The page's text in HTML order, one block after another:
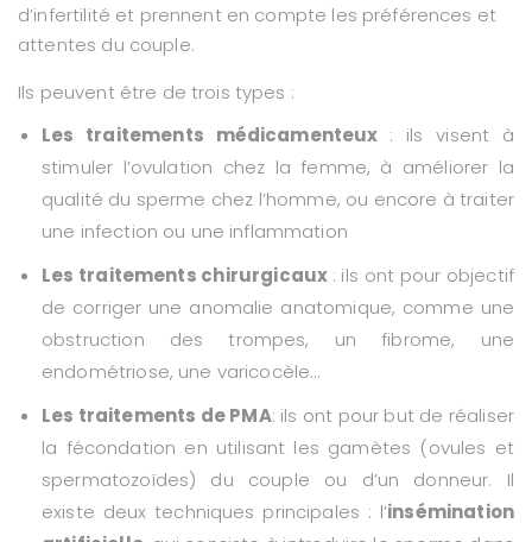
d’infertilité et prennent en compte les préférences et
attentes du couple.
Ils peuvent être de trois types :
Les traitements médicamenteux : ils visent à
stimuler l’ovulation chez la femme, à améliorer la
qualité du sperme chez l’homme, ou encore à traiter
une infection ou une inflammation
Les traitements chirurgicaux : ils ont pour objectif
de corriger une anomalie anatomique, comme une
obstruction des trompes, un fibrome, une
endométriose, une varicocèle…
Les traitements de PMA: ils ont pour but de réaliser
la fécondation en utilisant les gamètes (ovules et
spermatozoïdes) du couple ou d’un donneur. Il
existe deux techniques principales : l’insémination